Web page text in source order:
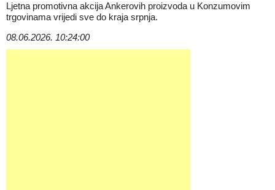
Ljetna promotivna akcija Ankerovih proizvoda u Konzumovim
trgovinama vrijedi sve do kraja srpnja.
08.06.2026. 10:24:00